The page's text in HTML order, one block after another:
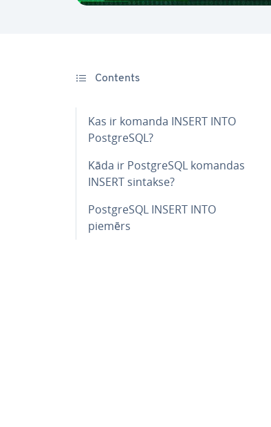
Contents
Kas ir komanda INSERT INTO
PostgreSQL?
Kāda ir PostgreSQL komandas
INSERT sintakse?
PostgreSQL INSERT INTO
piemērs